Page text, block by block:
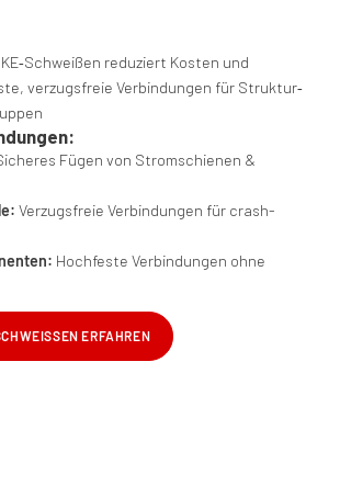
reduziert Kosten und
verzugsfreie Verbindungen für Struktur‑
Fügen von Stromschienen &
Verzugsfreie Verbindungen für crash­
Hochfeste Verbindungen ohne
ERFAHREN